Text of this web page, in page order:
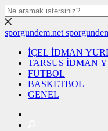
sporgundem.net
İÇEL İDMAN
TARSUS İDMAN
FUTBOL
BASKETBOL
GENEL